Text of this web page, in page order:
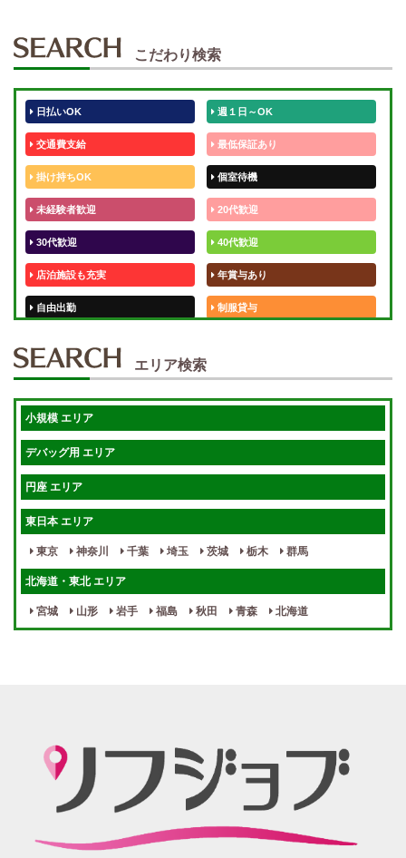
こだわり検索
日払いOK 週１日～OK
交通費支給 最低保証あり
掛け持ちOK 個室待機
未経験者歓迎 20代歓迎
30代歓迎 40代歓迎
店泊施設も充実 年賞与あり
自由出勤 制服貸与
短期OK 入店祝金あり
週1～OK 健全店で安心！
宿泊相談可 保証制度完備
指名料100％バック！ 寮完備
女性スタッフがいる！ 終電後店泊OK
週１～OK 自宅待機OK
週1日～OK ぽっちゃりさん歓迎
指名バック率高め 週1・月1～OK
初心者歓迎
エリア検索
小規模 エリア
デバッグ用 エリア
円座 エリア
東日本 エリア
東京 神奈川 千葉 埼玉 茨城 栃木 群馬
北海道・東北 エリア
宮城 山形 岩手 福島 秋田 青森 北海道
大阪 兵庫 滋賀 和歌山
九州・沖縄 エリア
大分 福岡 佐賀 宮崎 熊本 鹿児島
中四国 エリア